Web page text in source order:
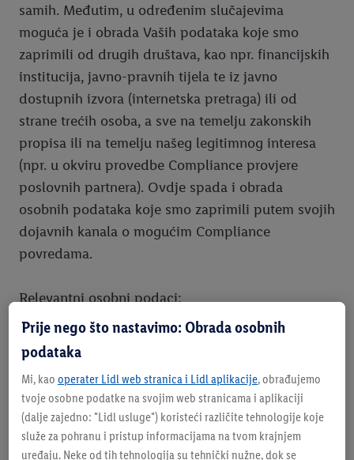
samih. Međutim, u određenim slučajevima
moguća je i obrada Vaših podataka koje smo
zaprimili od drugih društava, kao npr. financijskih
institucija, javno-pravnih tijela te iz javno
dostupnih izvora (internetska pretraga) ili od
strane trećih osoba, a sve na temelju zakonskih
propisa ili na temelju našeg legitimnog interesa
(npr. u okviru provedbe Compliance provjere
poslovnih partnera). Ovdje spada i obrada
osobnih podataka koje smo zaprimili putem svojih
dojavnih kanala o mogućim Compliance
povredama.
Relevantni osobni podaci:
Opći osobni podaci (npr. ime, prezime, adresa i
drugi kontakt podaci, datum i mjesto rođenja,
državljanstvo), podaci za legitimaciju i
autentifikaciju (npr. izvaci iz sudskog registra,
podaci o osobnim ispravama, uzorak potpisa),
podaci o društvu, poziciji, odjelu, nadređenome,
podaci u okviru poslovnog odnosa (npr. podaci o
Prije nego što nastavimo: Obrada osobnih
podataka
Mi, kao operater Lidl web stranica i Lidl aplikacije, obrađujemo
tvoje osobne podatke na svojim web stranicama i aplikaciji
(dalje zajedno: "Lidl usluge") koristeći različite tehnologije koje
služe za pohranu i pristup informacijama na tvom krajnjem
uređaju. Neke od tih tehnologija su tehnički nužne, dok se